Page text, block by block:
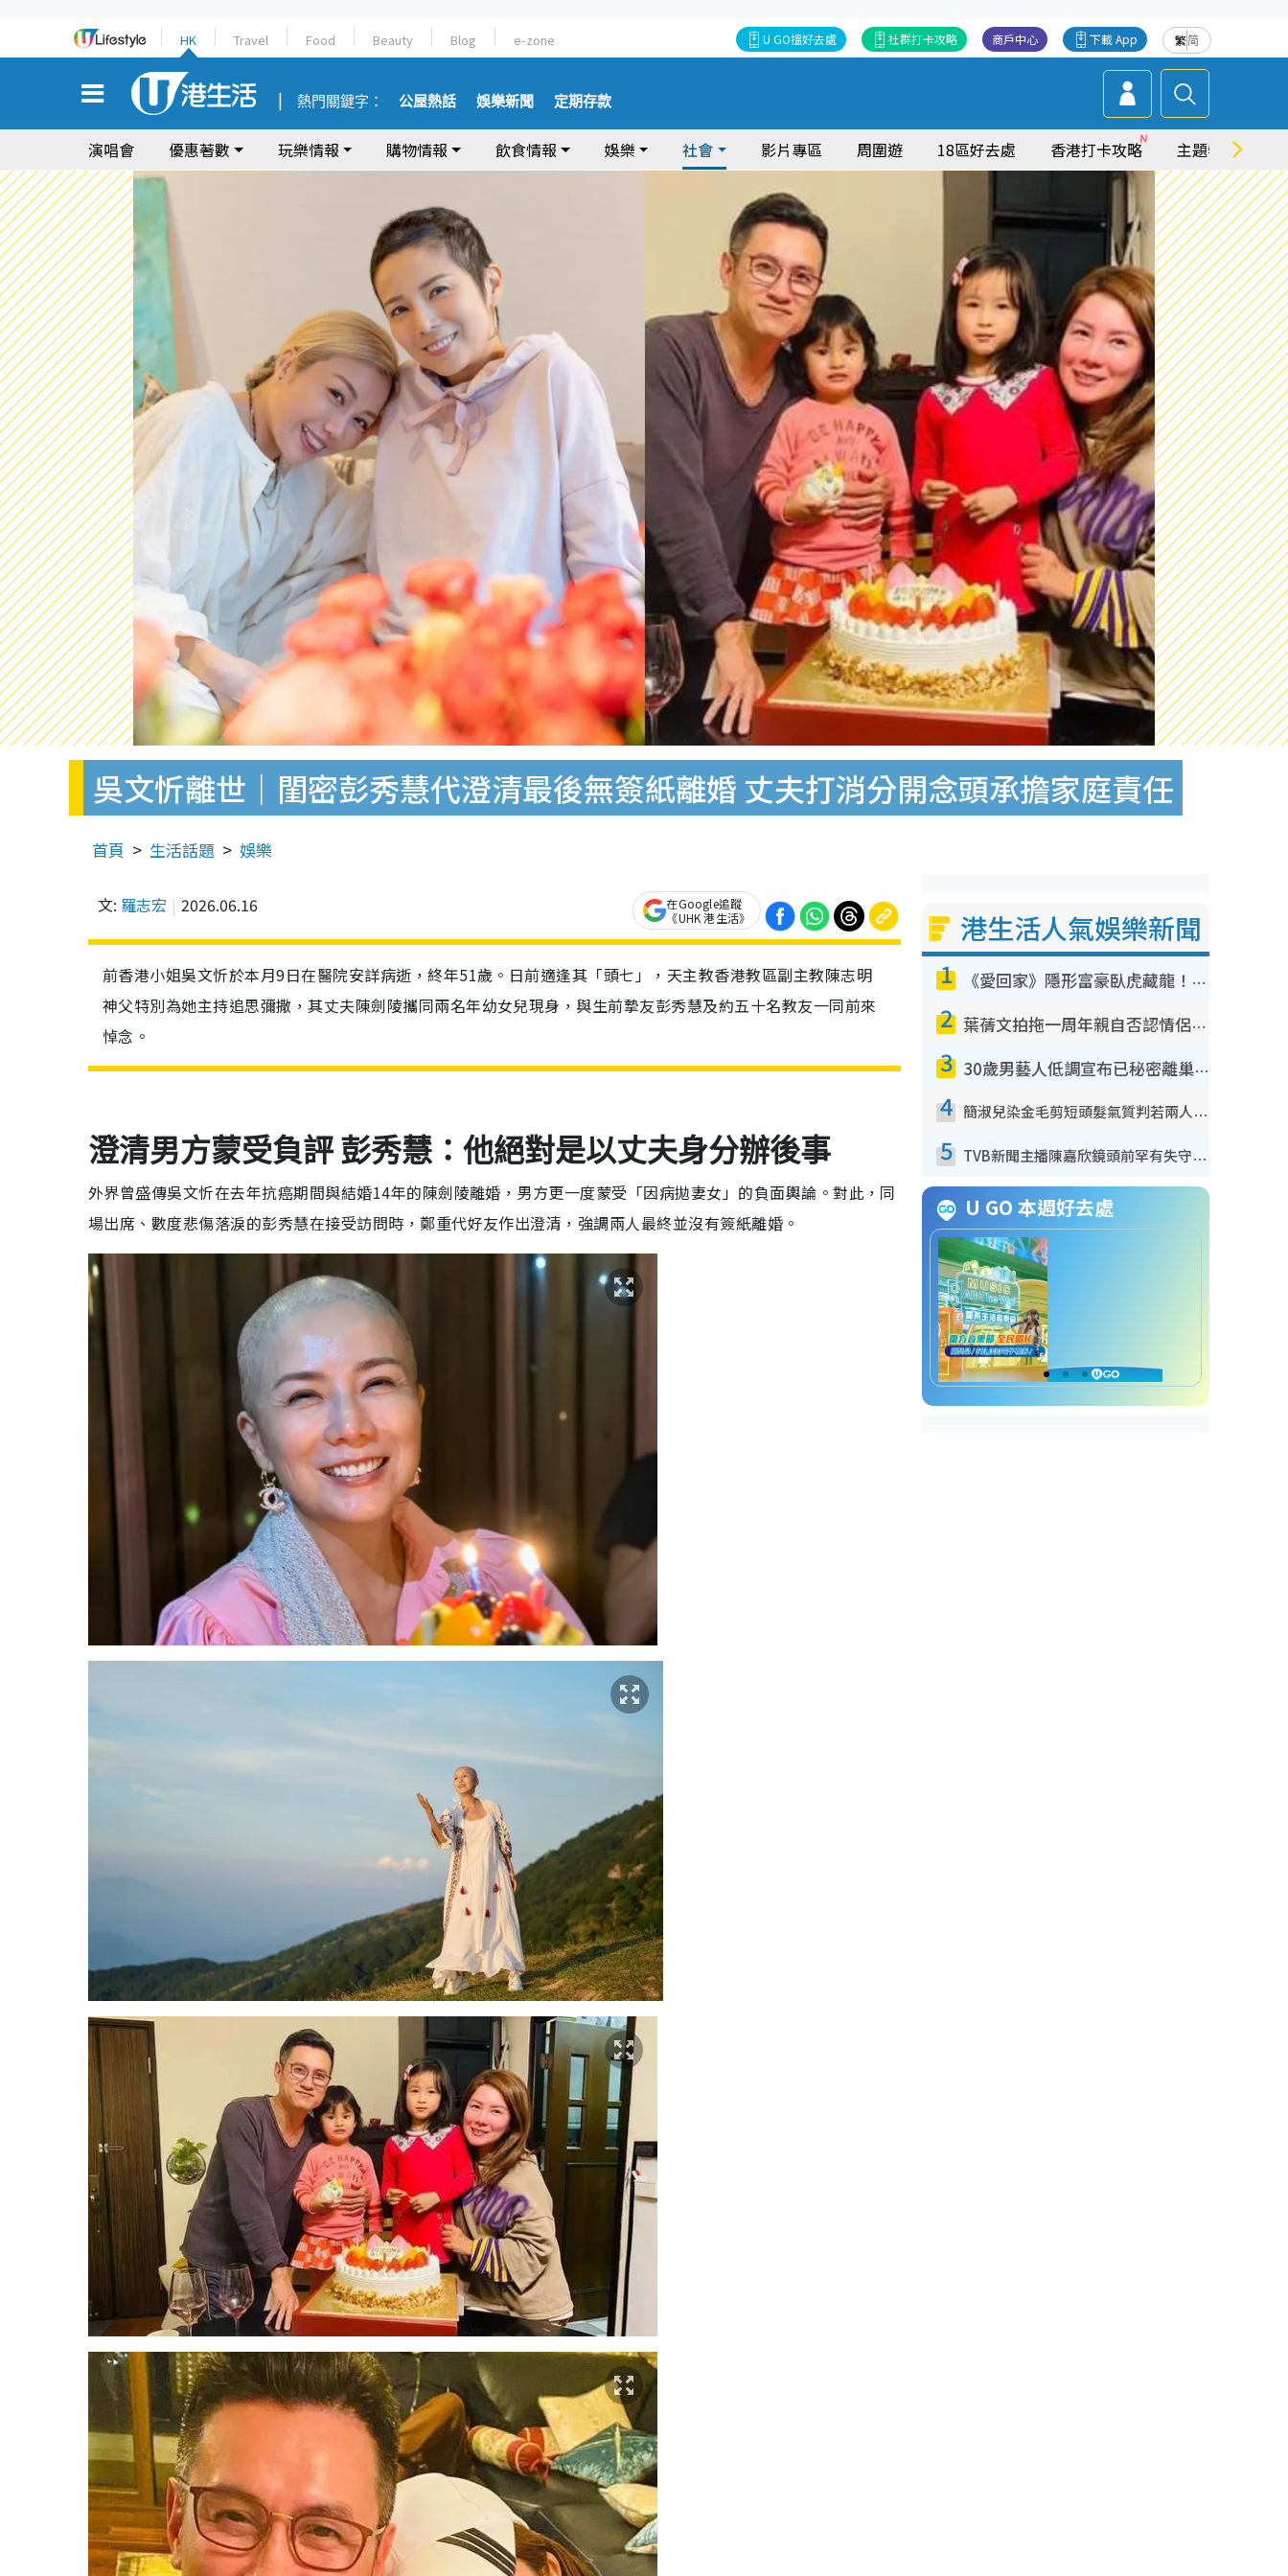
HK Travel Food Beauty Blog e-zone 繁简
下載 App
商戶中心
社群打卡攻略
U GO搵好去處
熱門關鍵字： 公屋熱話 娛樂新聞 定期存款
演唱會 優惠著數 玩樂情報 購物情報 飲食情報 娛樂 社會 影片專區 周圍遊 18區好去處 香港打卡攻略 主題特集
吳文忻離世｜閨密彭秀慧代澄清最後無簽紙離婚 丈夫打消分開念頭承擔家庭責任
首頁 生活話題 娛樂
文: 羅志宏 2026.06.16
在Google追蹤
《UHK 港生活》
前香港小姐吳文忻於本月9日在醫院安詳病逝，終年51歲。日前適逢其「頭七」，天主教香港教區副主教陳志明
神父特別為她主持追思彌撒，其丈夫陳劍陵攜同兩名年幼女兒現身，與生前摯友彭秀慧及約五十名教友一同前來
悼念。
澄清男方蒙受負評 彭秀慧：他絕對是以丈夫身分辦後事
外界曾盛傳吳文忻在去年抗癌期間與結婚14年的陳劍陵離婚，男方更一度蒙受「因病拋妻女」的負面輿論。對此，同
場出席、數度悲傷落淚的彭秀慧在接受訪問時，鄭重代好友作出澄清，強調兩人最終並沒有簽紙離婚。
港生活人氣娛樂新聞
1 《愛回家》隱形富豪臥虎藏龍！盤點12位財氣逼人的有錢藝人：呢位靚女3億身家唔憂做
2 葉蒨文拍拖一周年親自否認情侶關係？！被質疑感情造假竟稱GM「普通同事」
3 30歲男藝人低調宣布已秘密離巢！人氣急跌變失蹤人口︰「這幾年過得並不容易」
4 簡淑兒染金毛剪短頭髮氣質判若兩人！嚇壞老公麥大力都認唔出：「你做咩事？」
5 TVB新聞主播陳嘉欣鏡頭前罕有失守！遭林超英一句說話突襲嚇親當場大笑
U GO 本週好去處